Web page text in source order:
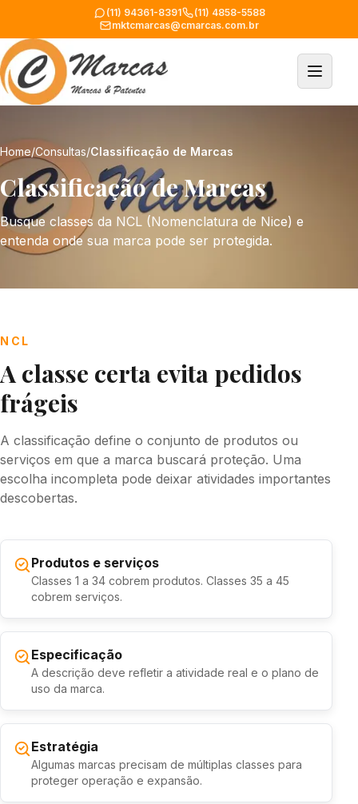
(11) 94361-8391
(11) 4858-5588
mktcmarcas@cmarcas.com.br
Home/Consultas/Classificação de Marcas
Classificação de Marcas
Busque classes da NCL (Nomenclatura de Nice) e
entenda onde sua marca pode ser protegida.
NCL
A classe certa evita pedidos
frágeis
A classificação define o conjunto de produtos ou
serviços em que a marca buscará proteção. Uma
escolha incompleta pode deixar atividades importantes
descobertas.
Produtos e serviços
Classes 1 a 34 cobrem produtos. Classes 35 a 45
cobrem serviços.
Especificação
A descrição deve refletir a atividade real e o plano de
uso da marca.
Estratégia
Algumas marcas precisam de múltiplas classes para
proteger operação e expansão.